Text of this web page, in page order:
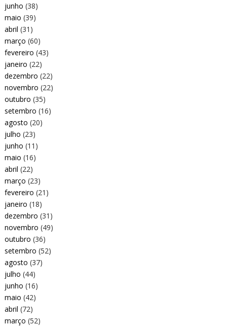
junho (38)
maio (39)
abril (31)
março (60)
fevereiro (43)
janeiro (22)
dezembro (22)
novembro (22)
outubro (35)
setembro (16)
agosto (20)
julho (23)
junho (11)
maio (16)
abril (22)
março (23)
fevereiro (21)
janeiro (18)
dezembro (31)
novembro (49)
outubro (36)
setembro (52)
agosto (37)
julho (44)
junho (16)
maio (42)
abril (72)
março (52)